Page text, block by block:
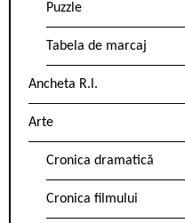
Puzzle
Tabela de marcaj
Ancheta R.l.
Arte
Cronica dramatică
Cronica filmului